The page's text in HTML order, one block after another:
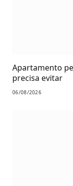
Apartamento
precisa evitar
06/08/2026